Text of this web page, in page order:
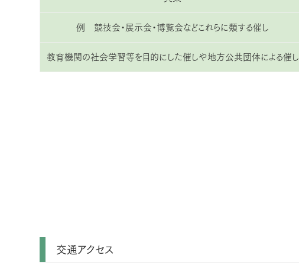
例 競技会・展示会・博覧会などこれらに類する催し
教育機関の社会学習等を目的にした催しや地方公共団体による催し
交通アクセス